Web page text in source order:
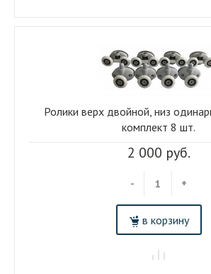
2 000 руб.
- +
в корзину
Ролики верх двойной, низ
комплект 8 шт.